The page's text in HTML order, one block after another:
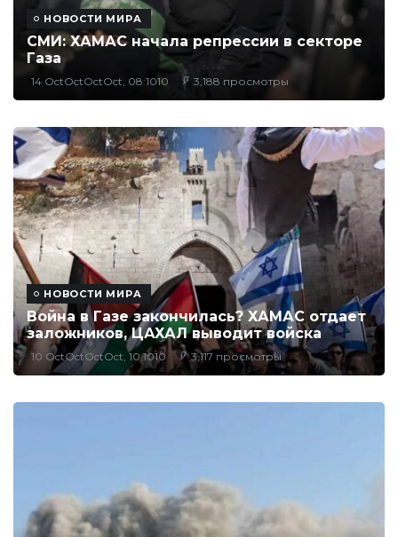
НОВОСТИ МИРА
СМИ: ХАМАС начала репрессии в секторе
Газа
14 OctOctOctOct, 08:1010 3,188 просмотры
НОВОСТИ МИРА
Война в Газе закончилась? ХАМАС отдает
заложников, ЦАХАЛ выводит войска
10 OctOctOctOct, 10:1010 3,117 просмотры